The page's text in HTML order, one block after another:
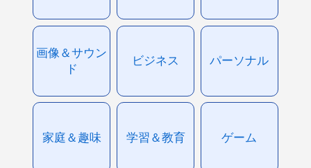
画像＆サウン
ド
ビジネス パーソナル
家庭＆趣味 学習＆教育 ゲーム